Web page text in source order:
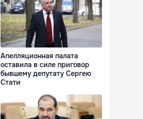
Апелляционная палата
оставила в силе приговор
бывшему депутату Сергею
Стати